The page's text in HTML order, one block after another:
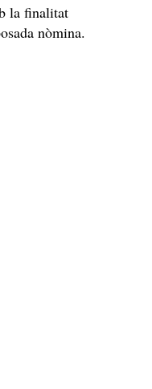
la finalitat
nòmina.